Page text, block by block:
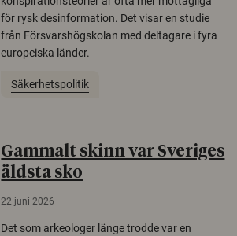
för rysk desinformation. Det visar en studie
från Försvarshögskolan med deltagare i fyra
europeiska länder.
Säkerhetspolitik
Gammalt skinn var Sveriges
äldsta sko
22 juni 2026
Det som arkeologer länge trodde var en